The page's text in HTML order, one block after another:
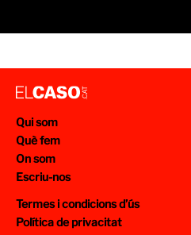
Qui som
Què fem
On som
Escriu-nos
Termes i condicions d’ús
Política de privacitat